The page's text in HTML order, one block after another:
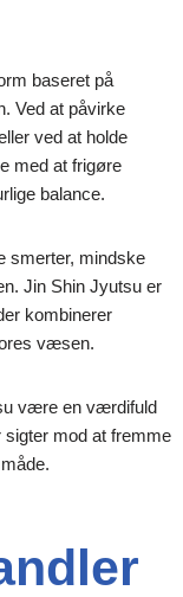
baseret på
Ved at påvirke
ved at holde
med at frigøre
balance.
smerter, mindske
Jin Shin Jyutsu er
kombinerer
væsen.
være en værdifuld
sigter mod at fremme